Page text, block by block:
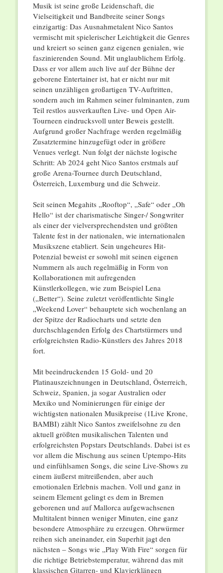
Musik ist seine große Leidenschaft, die
Vielseitigkeit und Bandbreite seiner Songs
einzigartig: Das Ausnahmetalent Nico Santos
vermischt mit spielerischer Leichtigkeit die Genres
und kreiert so seinen ganz eigenen genialen, wie
faszinierenden Sound. Mit unglaublichem Erfolg.
Dass er vor allem auch live auf der Bühne der
geborene Entertainer ist, hat er nicht nur mit
seinen unzähligen großartigen TV-Auftritten,
sondern auch im Rahmen seiner fulminanten, zum
Teil restlos ausverkauften Live- und Open Air-
Tourneen eindrucksvoll unter Beweis gestellt.
Aufgrund großer Nachfrage werden regelmäßig
Zusatztermine hinzugefügt oder in größere
Venues verlegt. Nun folgt der nächste logische
Schritt: Ab 2024 geht Nico Santos erstmals auf
große Arena-Tournee durch Deutschland,
Österreich, Luxemburg und die Schweiz.
Seit seinen Megahits „Rooftop“, „Safe“ oder „Oh
Hello“ ist der charismatische Singer-/ Songwriter
als einer der vielversprechendsten und größten
Talente fest in der nationalen, wie internationalen
Musikszene etabliert. Sein ungeheures Hit-
Potenzial beweist er sowohl mit seinen eigenen
Nummern als auch regelmäßig in Form von
Kollaborationen mit aufregenden
Künstlerkollegen, wie zum Beispiel Lena
(„Better“). Seine zuletzt veröffentlichte Single
„Weekend Lover“ behauptete sich wochenlang an
der Spitze der Radiocharts und setzte den
durchschlagenden Erfolg des Chartstürmers und
erfolgreichsten Radio-Künstlers des Jahres 2018
fort.
Mit beeindruckenden 15 Gold- und 20
Platinauszeichnungen in Deutschland, Österreich,
Schweiz, Spanien, ja sogar Australien oder
Mexiko und Nominierungen für einige der
wichtigsten nationalen Musikpreise (1Live Krone,
BAMBI) zählt Nico Santos zweifelsohne zu den
aktuell größten musikalischen Talenten und
erfolgreichsten Popstars Deutschlands. Dabei ist es
vor allem die Mischung aus seinen Uptempo-Hits
und einfühlsamen Songs, die seine Live-Shows zu
einem äußerst mitreißenden, aber auch
emotionalen Erlebnis machen. Voll und ganz in
seinem Element gelingt es dem in Bremen
geborenen und auf Mallorca aufgewachsenen
Multitalent binnen weniger Minuten, eine ganz
besondere Atmosphäre zu erzeugen. Ohrwürmer
reihen sich aneinander, ein Superhit jagt den
nächsten – Songs wie „Play With Fire“ sorgen für
die richtige Betriebstemperatur, während das mit
klassischen Gitarren- und Klavierklängen